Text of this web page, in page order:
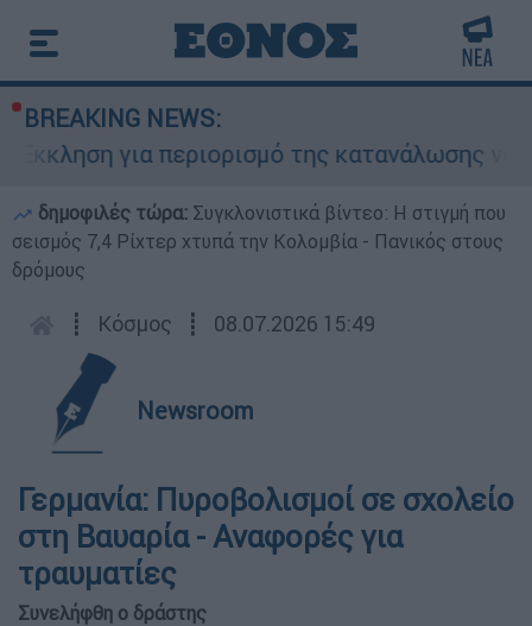
BREAKING NEWS:
για περιορισμό της κατανάλωσης
δημοφιλές τώρα: Συγκλονιστικά βίντεο: Η στιγμή που
σεισμός 7,4 Ρίχτερ χτυπά την Κολομβία - Πανικός στους
δρόμους
┋ Κόσμος ┋ 08.07.2026 15:49
Newsroom
Γερμανία: Πυροβολισμοί σε σχολείο
στη Βαυαρία - Αναφορές για
τραυματίες
Συνελήφθη ο δράστης